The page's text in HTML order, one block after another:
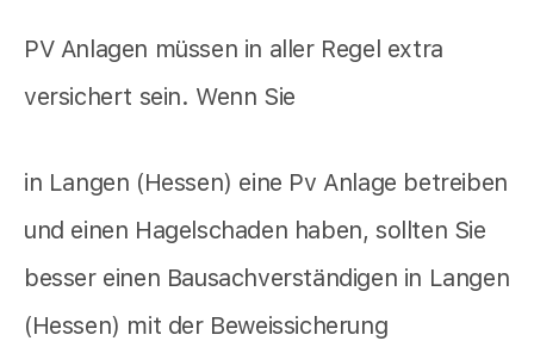
PV Anlagen müssen in aller Regel extra
versichert sein. Wenn Sie
in Langen (Hessen) eine Pv Anlage betreiben
und einen Hagelschaden haben, sollten Sie
besser einen Bausachverständigen in Langen
(Hessen) mit der Beweissicherung